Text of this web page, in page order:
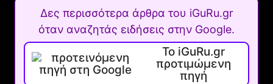
Δες περισσότερα άρθρα του iGuRu.gr
όταν αναζητάς ειδήσεις στην Google.
Το iGuRu.gr
προτιμώμενη
πηγή